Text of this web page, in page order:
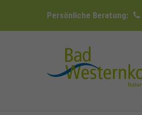
Persönliche Beratung: